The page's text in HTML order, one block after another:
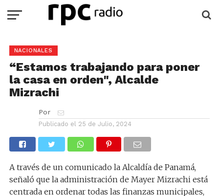
NACIONALES
“Estamos trabajando para poner
la casa en orden", Alcalde
Mizrachi
Por
Publicado el 25 de Julio, 2024
A través de un comunicado la Alcaldía de Panamá,
señaló que la administración de Mayer Mizrachi está
centrada en ordenar todas las finanzas municipales,